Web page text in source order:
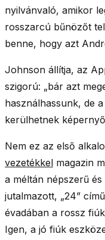
nyilvánvaló, amikor
rosszarcú bűnözőt
benne, hogy azt
Johnson állítja, az
szigorú: „bár azt
használhassunk, de
kerülhetnek
Nem ez az első
vezetékkel magazin
a méltán népszerű
jutalmazott, „24”
évadában a rossz
Igen, a jó fiúk